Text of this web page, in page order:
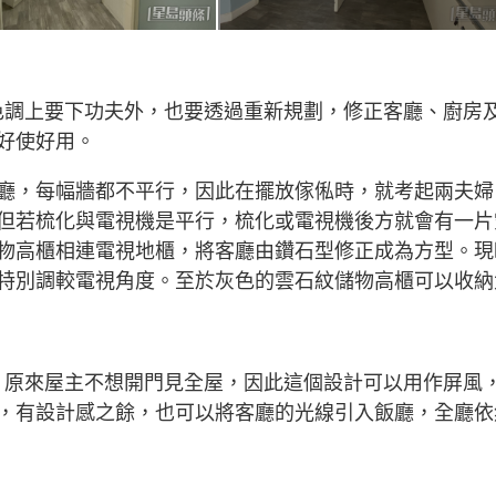
上要下功夫外，也要透過重新規劃，修正客廳、廚房
使好用。
，每幅牆都不平行，因此在擺放傢俬時，就考起兩夫
若梳化與電視機是平行，梳化或電視機後方就會有一
高櫃相連電視地櫃，將客廳由鑽石型修正成為方型。
別調較電視角度。至於灰色的雲石紋儲物高櫃可以收
來屋主不想開門見全屋，因此這個設計可以用作屏風
有設計感之餘，也可以將客廳的光線引入飯廳，全廳